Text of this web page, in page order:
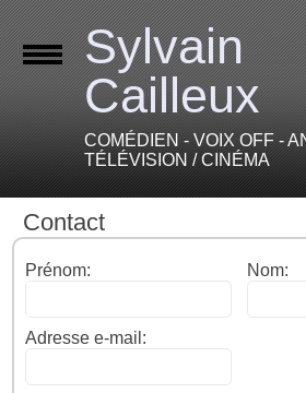
Sylvain
Cailleux
COMÉDIEN - VOIX OFF -
TÉLÉVISION / CINÉMA
Contact
Prénom: Nom:
Adresse e-mail: